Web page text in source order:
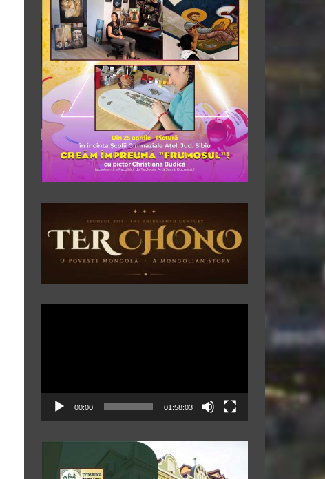
00:00 01:58:03